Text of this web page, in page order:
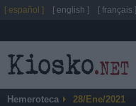
Hemeroteca 28/Ene/2021
[ español ] [ english ] [ français ]